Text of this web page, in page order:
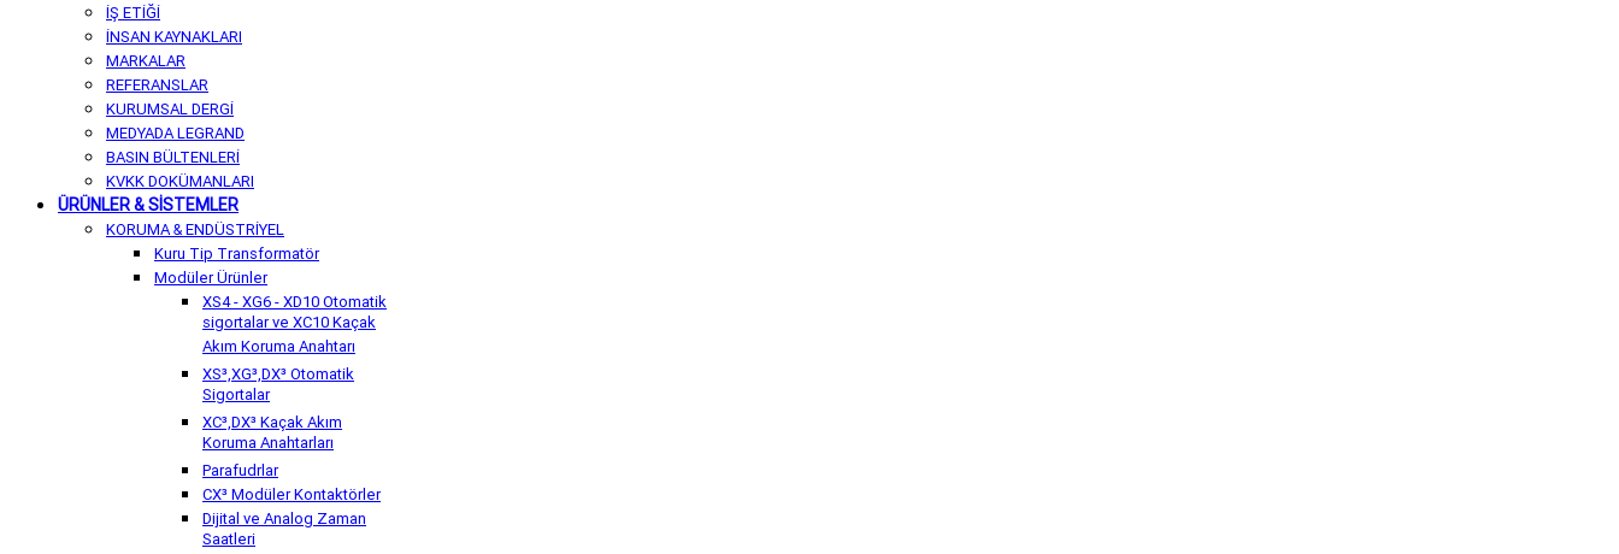
İŞ ETİĞİ
İNSAN KAYNAKLARI
MARKALAR
REFERANSLAR
KURUMSAL DERGİ
MEDYADA LEGRAND
BASIN BÜLTENLERİ
KVKK DOKÜMANLARI
ÜRÜNLER & SİSTEMLER
KORUMA & ENDÜSTRİYEL
Kuru Tip Transformatör
Modüler Ürünler
XS4 - XG6 - XD10 Otomatik
sigortalar ve XC10 Kaçak
Akım Koruma Anahtarı
XS³,XG³,DX³ Otomatik
Sigortalar
XC³,DX³ Kaçak Akım
Koruma Anahtarları
Parafudrlar
CX³ Modüler Kontaktörler
Dijital ve Analog Zaman
Saatleri